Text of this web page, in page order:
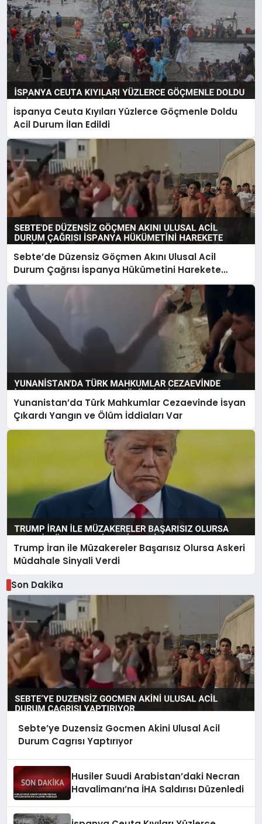
İspanya Ceuta Kıyıları Yüzlerce Göçmenle Doldu
Acil Durum İlan Edildi
Sebte’de Düzensiz Göçmen Akını Ulusal Acil
Durum Çağrısı İspanya Hükümetini Harekete
Geçirdi
Yunanistan’da Türk Mahkumlar Cezaevinde İsyan
Çıkardı Yangın ve Ölüm İddiaları Var
Trump İran ile Müzakereler Başarısız Olursa Askeri
Müdahale Sinyali Verdi
Son Dakika
Sebte’ye Duzensiz Gocmen Akini Ulusal Acil
Durum Cagrısı Yaptırıyor
Husiler Suudi Arabistan’daki Necran
Havalimanı’na İHA Saldırısı Düzenledi